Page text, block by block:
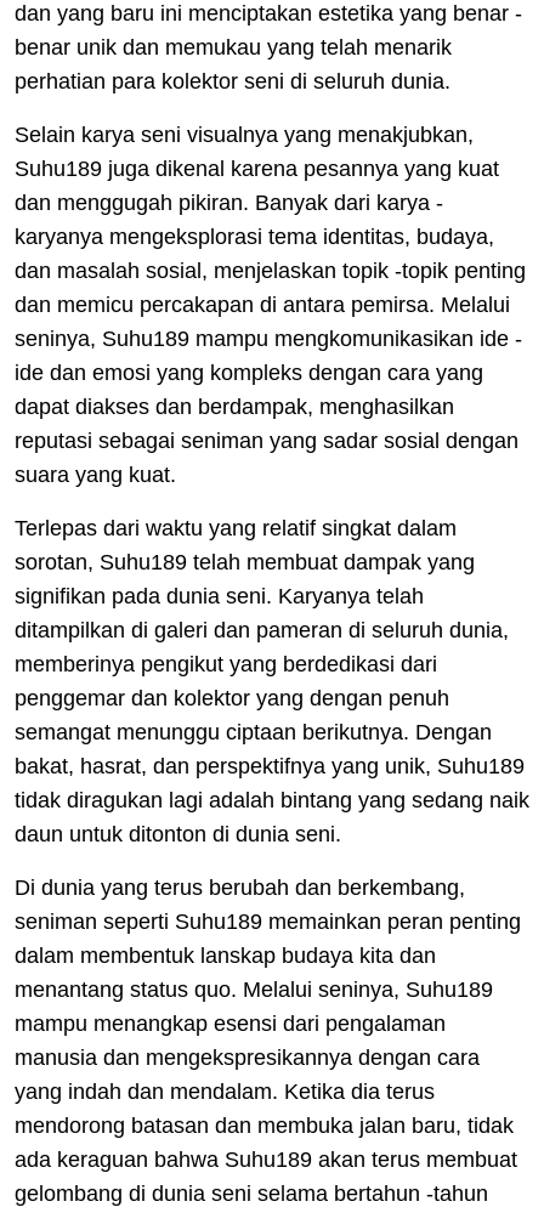
dan yang baru ini menciptakan estetika yang benar -
benar unik dan memukau yang telah menarik
perhatian para kolektor seni di seluruh dunia.
Selain karya seni visualnya yang menakjubkan,
Suhu189 juga dikenal karena pesannya yang kuat
dan menggugah pikiran. Banyak dari karya -
karyanya mengeksplorasi tema identitas, budaya,
dan masalah sosial, menjelaskan topik -topik penting
dan memicu percakapan di antara pemirsa. Melalui
seninya, Suhu189 mampu mengkomunikasikan ide -
ide dan emosi yang kompleks dengan cara yang
dapat diakses dan berdampak, menghasilkan
reputasi sebagai seniman yang sadar sosial dengan
suara yang kuat.
Terlepas dari waktu yang relatif singkat dalam
sorotan, Suhu189 telah membuat dampak yang
signifikan pada dunia seni. Karyanya telah
ditampilkan di galeri dan pameran di seluruh dunia,
memberinya pengikut yang berdedikasi dari
penggemar dan kolektor yang dengan penuh
semangat menunggu ciptaan berikutnya. Dengan
bakat, hasrat, dan perspektifnya yang unik, Suhu189
tidak diragukan lagi adalah bintang yang sedang naik
daun untuk ditonton di dunia seni.
Di dunia yang terus berubah dan berkembang,
seniman seperti Suhu189 memainkan peran penting
dalam membentuk lanskap budaya kita dan
menantang status quo. Melalui seninya, Suhu189
mampu menangkap esensi dari pengalaman
manusia dan mengekspresikannya dengan cara
yang indah dan mendalam. Ketika dia terus
mendorong batasan dan membuka jalan baru, tidak
ada keraguan bahwa Suhu189 akan terus membuat
gelombang di dunia seni selama bertahun -tahun